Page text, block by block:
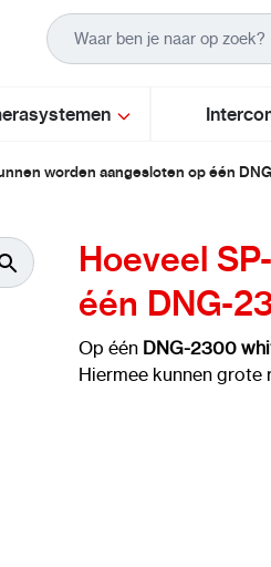
worden aangesloten op één
Hoeveel
één DNG-
Op één DNG-2300
Hiermee kunnen